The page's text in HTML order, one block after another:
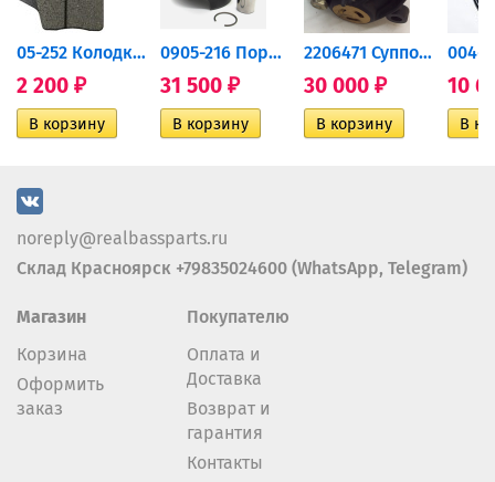
05-252 Колодки тормозные...
2 200 ₽
0905-216 Поршень Arctic Cat...
31 500 ₽
2206471 Суппорт тормозной...
30 000 ₽ 10
noreply@realbassparts.ru
Склад Красноярск +79835024600 (WhatsApp, Telegram)
Магазин
Корзина
Оформить
заказ
Покупателю
Оплата и
Доставка
Возврат и
гарантия
Контакты